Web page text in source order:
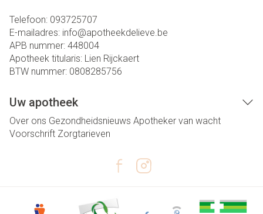
Telefoon: 093725707
E-mailadres: info@apotheekdelieve.be
APB nummer: 448004
Apotheek titularis: Lien Rijckaert
BTW nummer: 0808285756
Uw apotheek
Over ons Gezondheidsnieuws Apotheker van wacht
Voorschrift Zorgtarieven